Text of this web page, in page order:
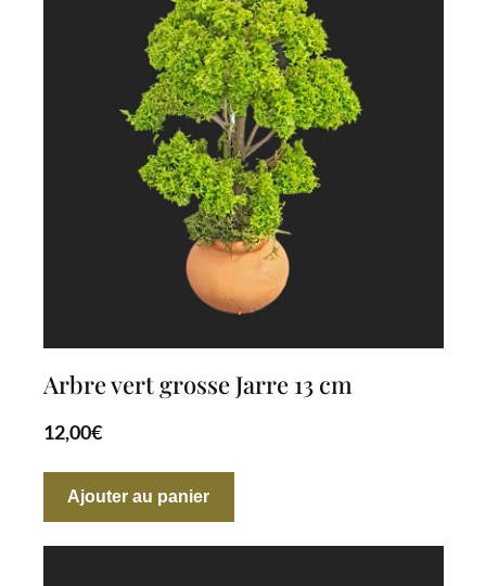
Arbre vert grosse Jarre 13 cm
12,00€
Ajouter au panier